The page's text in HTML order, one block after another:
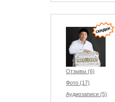
Отзывы (6)
Фото (17)
Аудиозаписи (5)